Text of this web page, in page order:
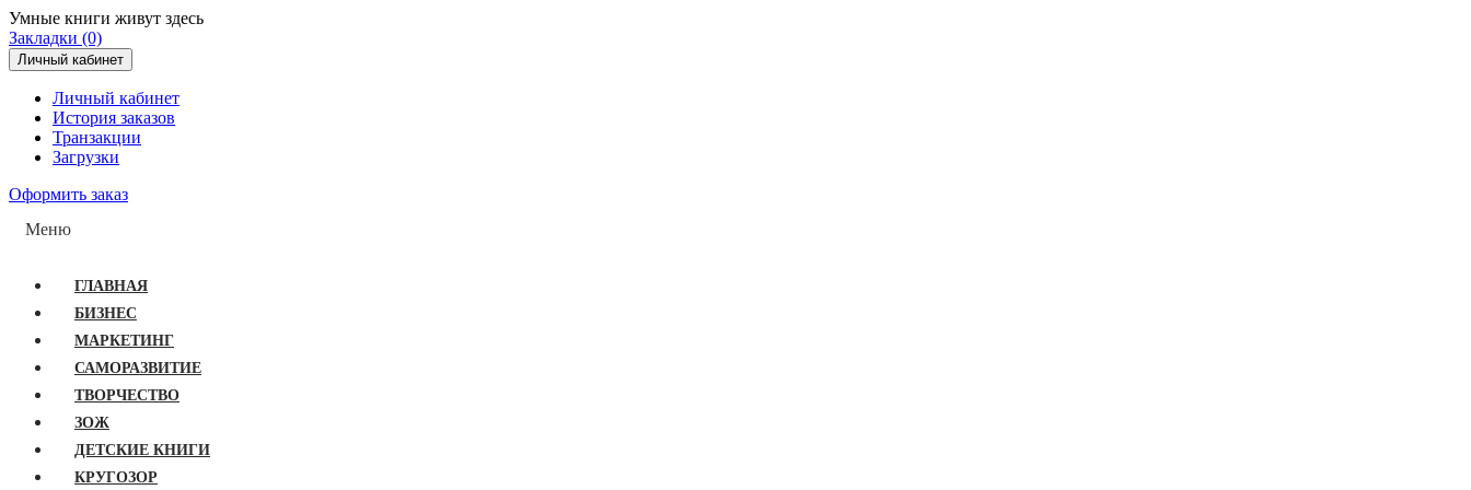
Умные книги живут здесь
Закладки (0)
Личный кабинет
Личный кабинет
История заказов
Транзакции
Загрузки
Оформить заказ
Меню
ГЛАВНАЯ
БИЗНЕС
МАРКЕТИНГ
САМОРАЗВИТИЕ
ТВОРЧЕСТВО
ЗОЖ
ДЕТСКИЕ КНИГИ
КРУГОЗОР